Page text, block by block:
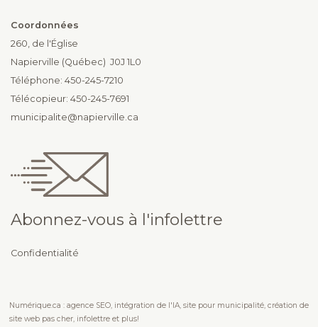
Coordonnées
260, de l'Église
Napierville (Québec) J0J 1L0
Téléphone: 450-245-7210
Télécopieur: 450-245-7691
municipalite@napierville.ca
Abonnez-vous à l'infolettre
Confidentialité
Numérique.ca :agence SEO, intégration de l'IA,site pour municipalité,création de
site web pas cher, infolettre et plus!